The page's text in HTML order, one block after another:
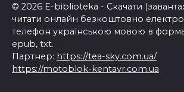
© 2026 E-biblioteka - Скачати
читати онлайн безкоштовно
телефон українською мовою в
epub, txt.
Партнер: https://tea-sky.com.ua/
https://motoblok-kentavr.com.ua